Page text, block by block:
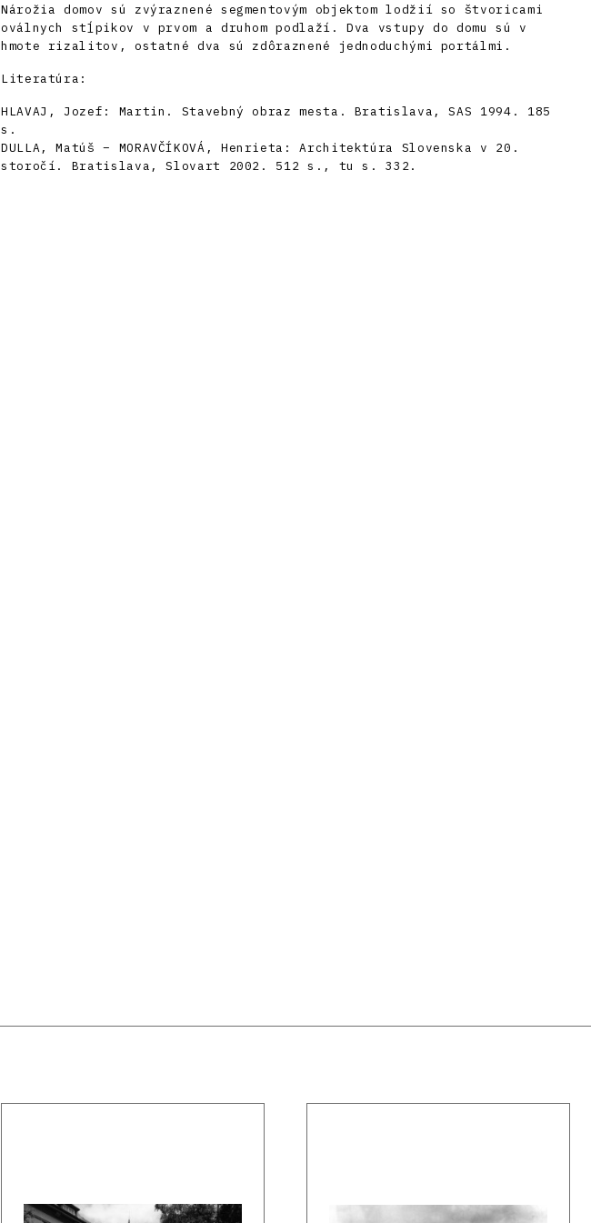
Nárožia domov sú zvýraznené segmentovým objektom lodžií so štvoricami
oválnych stĺpikov v prvom a druhom podlaží. Dva vstupy do domu sú v
hmote rizalitov, ostatné dva sú zdôraznené jednoduchými portálmi.
Literatúra:
HLAVAJ, Jozef: Martin. Stavebný obraz mesta. Bratislava, SAS 1994. 185
s.
DULLA, Matúš – MORAVČÍKOVÁ, Henrieta: Architektúra Slovenska v 20.
storočí. Bratislava, Slovart 2002. 512 s., tu s. 332.